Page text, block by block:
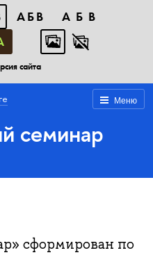
АБВ
АБВ
сайта
Меню
семинар
сформирован по